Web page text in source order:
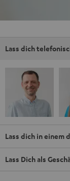
Lass dich
Lass dich in einem
Lass Dich als